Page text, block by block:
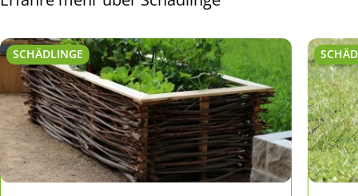
SCHÄDLINGE